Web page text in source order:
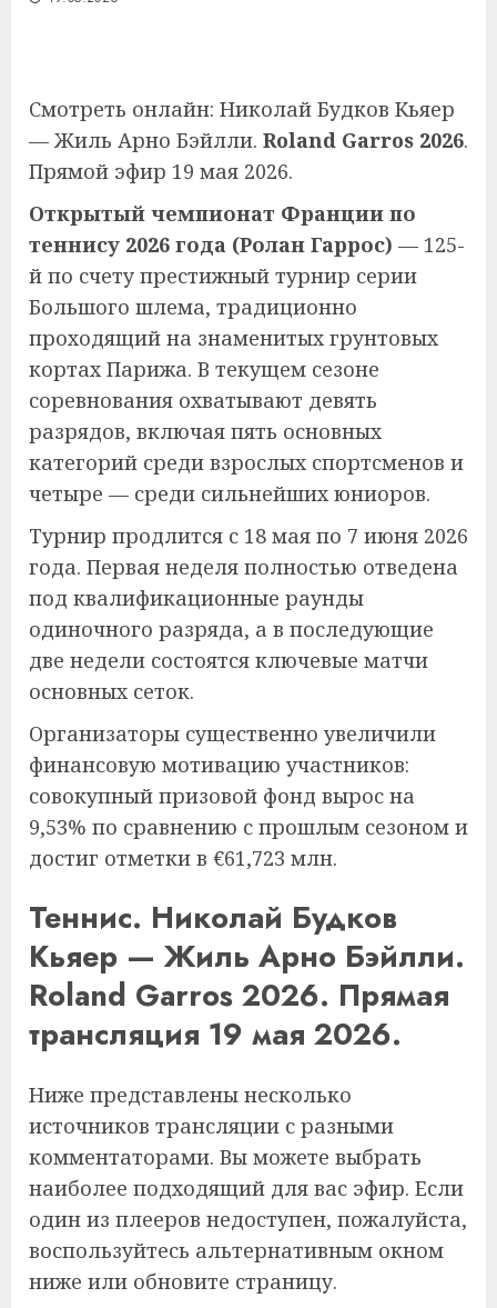
Смотреть онлайн: Николай Будков Кьяер
— Жиль Арно Бэйлли. Roland Garros 2026.
Прямой эфир 19 мая 2026.
Открытый чемпионат Франции по
теннису 2026 года (Ролан Гаррос) — 125-
й по счету престижный турнир серии
Большого шлема, традиционно
проходящий на знаменитых грунтовых
кортах Парижа. В текущем сезоне
соревнования охватывают девять
разрядов, включая пять основных
категорий среди взрослых спортсменов и
четыре — среди сильнейших юниоров.
Турнир продлится с 18 мая по 7 июня 2026
года. Первая неделя полностью отведена
под квалификационные раунды
одиночного разряда, а в последующие
две недели состоятся ключевые матчи
основных сеток.
Организаторы существенно увеличили
финансовую мотивацию участников:
совокупный призовой фонд вырос на
9,53% по сравнению с прошлым сезоном и
достиг отметки в €61,723 млн.
Теннис. Николай Будков
Кьяер — Жиль Арно Бэйлли.
Roland Garros 2026. Прямая
трансляция 19 мая 2026.
Ниже представлены несколько
источников трансляции с разными
комментаторами. Вы можете выбрать
наиболее подходящий для вас эфир. Если
один из плееров недоступен, пожалуйста,
воспользуйтесь альтернативным окном
ниже или обновите страницу.